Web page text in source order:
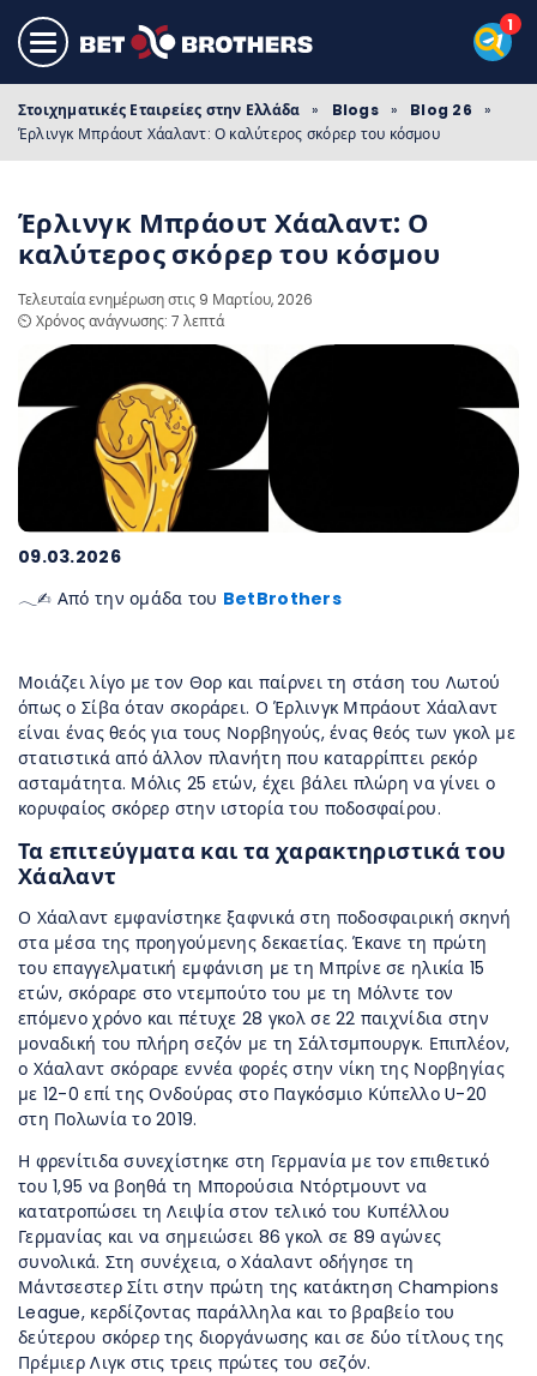
Στοιχηματικές Εταιρείες στην Ελλάδα » Blogs » Blog 26
»
Έρλινγκ Μπράουτ Χάαλαντ: Ο καλύτερος σκόρερ του κόσμου
Έρλινγκ Μπράουτ Χάαλαντ: Ο
καλύτερος σκόρερ του κόσμου
Τελευταία ενημέρωση στις 9 Μαρτίου, 2026
⏲️ Χρόνος ανάγνωσης: 7 λεπτά
09.03.2026
𓂃✍︎ Από την ομάδα του BetBrothers
Μοιάζει λίγο με τον Θορ και παίρνει τη στάση του Λωτού
όπως ο Σίβα όταν σκοράρει. Ο Έρλινγκ Μπράουτ Χάαλαντ
είναι ένας θεός για τους Νορβηγούς, ένας θεός των γκολ με
στατιστικά από άλλον πλανήτη που καταρρίπτει ρεκόρ
ασταμάτητα. Μόλις 25 ετών, έχει βάλει πλώρη να γίνει ο
κορυφαίος σκόρερ στην ιστορία του ποδοσφαίρου.
Τα επιτεύγματα και τα χαρακτηριστικά του
Χάαλαντ
Ο Χάαλαντ εμφανίστηκε ξαφνικά στη ποδοσφαιρική σκηνή
στα μέσα της προηγούμενης δεκαετίας. Έκανε τη πρώτη
του επαγγελματική εμφάνιση με τη Μπρίνε σε ηλικία 15
ετών, σκόραρε στο ντεμπούτο του με τη Μόλντε τον
επόμενο χρόνο και πέτυχε 28 γκολ σε 22 παιχνίδια στην
μοναδική του πλήρη σεζόν με τη Σάλτσμπουργκ. Επιπλέον,
ο Χάαλαντ σκόραρε εννέα φορές στην νίκη της Νορβηγίας
με 12-0 επί της Ονδούρας στο Παγκόσμιο Κύπελλο U-20
στη Πολωνία το 2019.
Η φρενίτιδα συνεχίστηκε στη Γερμανία με τον επιθετικό
του 1,95 να βοηθά τη Μπορούσια Ντόρτμουντ να
κατατροπώσει τη Λειψία στον τελικό του Κυπέλλου
Γερμανίας και να σημειώσει 86 γκολ σε 89 αγώνες
συνολικά. Στη συνέχεια, ο Χάαλαντ οδήγησε τη
Μάντσεστερ Σίτι στην πρώτη της κατάκτηση Champions
League, κερδίζοντας παράλληλα και το βραβείο του
δεύτερου σκόρερ της διοργάνωσης και σε δύο τίτλους της
Πρέμιερ Λιγκ στις τρεις πρώτες του σεζόν.